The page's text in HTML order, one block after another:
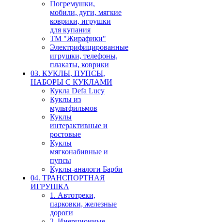
Погремушки,
мобили, дуги, мягкие
коврики, игрушки
для купания
ТМ "Жирафики"
Электрифицированные
игрушки, телефоны,
плакаты, коврики
03. КУКЛЫ, ПУПСЫ,
НАБОРЫ С КУКЛАМИ
Кукла Defa Lucy
Куклы из
мультфильмов
Куклы
интерактивные и
ростовые
Куклы
мягконабивные и
пупсы
Куклы-аналоги Барби
04. ТРАНСПОРТНАЯ
ИГРУШКА
1. Автотреки,
парковки, железные
дороги